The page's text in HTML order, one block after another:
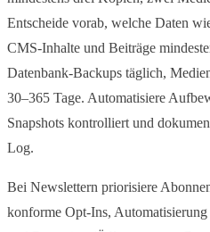
Entscheide vorab, welche Daten
CMS-Inhalte und Beiträge
Datenbank-Backups täglich,
30–365 Tage. Automatisiere
Snapshots kontrolliert und
Log.
Bei Newslettern priorisiere
konforme Opt-Ins,